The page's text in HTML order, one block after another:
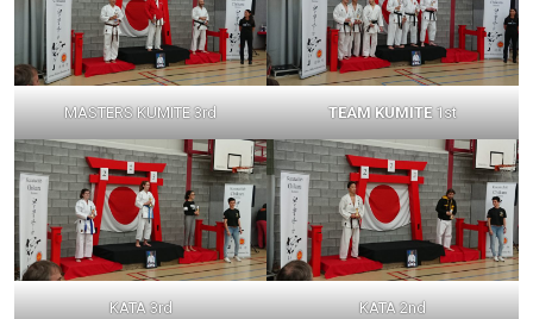
MASTERS KUMITE 3rd TEAM KUMITE1st
KATA 3rd KATA 2nd